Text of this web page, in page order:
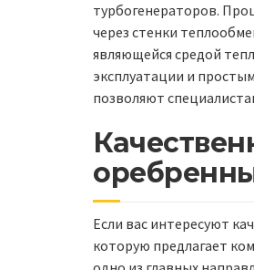
турбогенераторов.
через стенки
являющейся средой
эксплуатации и
позволяют
Если вас интересуют
которую предлагает